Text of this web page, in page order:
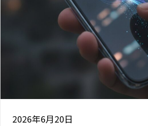
2026年6月20日